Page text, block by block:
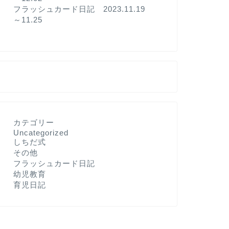
フラッシュカード日記 2023.11.19
～11.25
カテゴリー
Uncategorized
しちだ式
その他
フラッシュカード日記
幼児教育
育児日記